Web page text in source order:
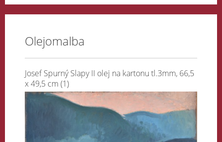
Olejomalba
Josef Spurný Slapy II olej na kartonu tl.3mm, 66,5
x 49,5 cm (1)